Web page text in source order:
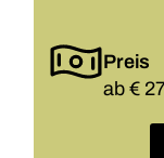
Preis
ab €